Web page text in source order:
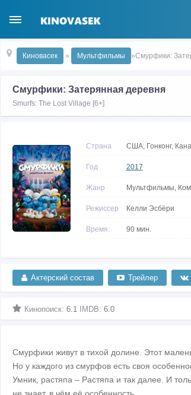
Киновасек » Мультфильмы »Смурфики:
Смурфики: Затерянная деревня
Smurfs: The Lost Village [6+]
Страна США, Гонконг,
Год 2017
Жанр Мультфильмы,
Режиссер Келли Эсбёри
Время: 90 мин.
Актерский состав Трейлер
Кинопоиск: 6.1IMDB: 6.0
Смурфики живут в тихой долине. Этот
Но у каждого из смурфов есть своя
Умник, растяпа – Растяпа и так далее. И